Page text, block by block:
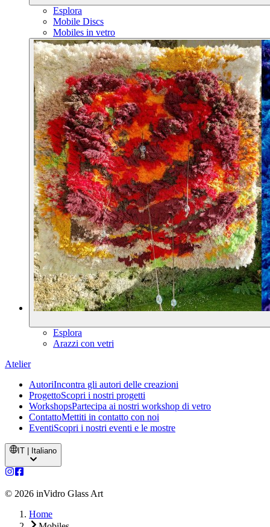
Esplora
Mobile Discs
Mobiles in vetro
Esplora
Arazzi con vetri
Atelier
AutoriIncontra gli autori delle creazioni
ProgettoScopri i nostri progetti
WorkshopsPartecipa ai nostri workshop di vetro
ContattoMettiti in contatto con noi
EventiScopri i nostri eventi e le mostre
IT | Italiano
© 2026 inVidro Glass Art
Home